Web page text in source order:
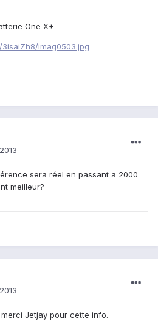
One X+
imag0503.jpg
sera réel en passant a 2000
meilleur?
Jetjay pour cette info.